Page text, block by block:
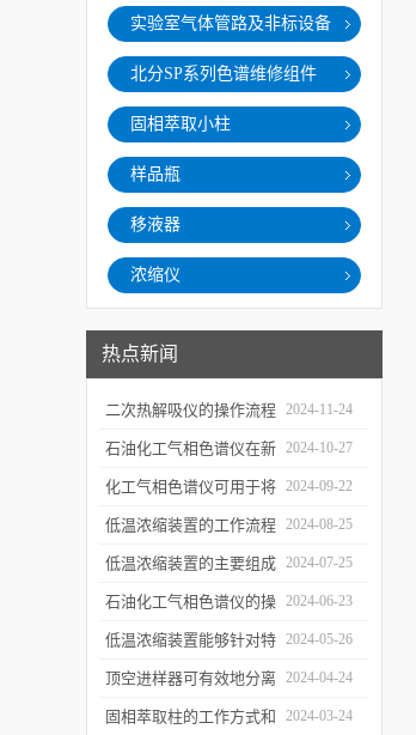
实验室气体管路及非标设备
北分SP系列色谱维修组件
固相萃取小柱
样品瓶
移液器
浓缩仪
热点新闻
二次热解吸仪的操作流程
和使用注意事项
2024-11-24
石油化工气相色谱仪在新
材料、新产品的研发中的
应用
2024-10-27
化工气相色谱仪可用于将
样品引入色谱柱并推动分
离过程
2024-09-22
低温浓缩装置的工作流程
及使用注意事项
2024-08-25
低温浓缩装置的主要组成
部分及具体工作流程分析
2024-07-25
石油化工气相色谱仪的操
作要点详细分析
2024-06-23
低温浓缩装置能够针对特
定的目标组分进行有效浓
缩
2024-05-26
顶空进样器可有效地分离
和富集样品中的挥发性成
2024-04-24
固相萃取柱的工作方式和 2024-03-24